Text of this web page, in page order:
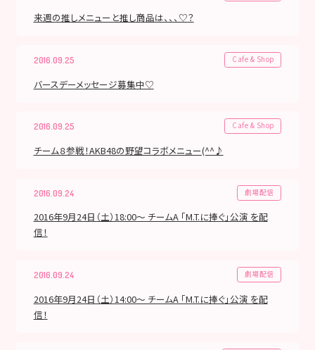
来週の推しメニューと推し商品は、、、♡？
2016.09.25 Cafe & Shop
バースデーメッセージ募集中♡
2016.09.25 Cafe & Shop
チーム８参戦！AKB48の野望コラボメニュー(^^♪
2016.09.24 劇場配信
2016年9月24日（土）18:00～ チームA 「M.T.に捧ぐ」公演 を配
信！
2016.09.24 劇場配信
2016年9月24日（土）14:00～ チームA 「M.T.に捧ぐ」公演 を配
信！